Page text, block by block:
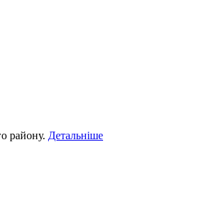
району. Детальніше